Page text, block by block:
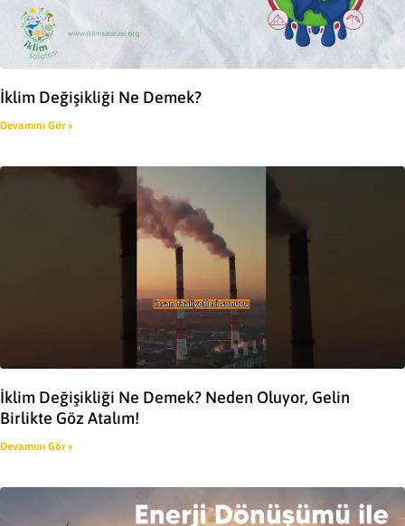
İklim Değişikliği Ne Demek?
Devamını Gör »
İklim Değişikliği Ne Demek? Neden Oluyor, Gelin
Birlikte Göz Atalım!
Devamını Gör »